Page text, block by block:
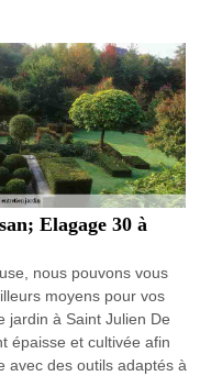
Elagage 30 à
nous pouvons vous
moyens pour vos
jardin à Saint Julien De
épaisse et cultivée afin
avec des outils adaptés à